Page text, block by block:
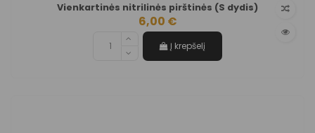
Vienkartinės nitrilinės pirštinės (S dydis)
6,00 €
Į krepšelį